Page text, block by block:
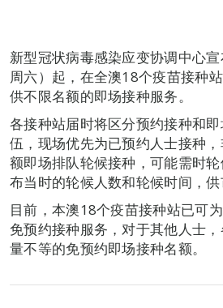
新型冠状病毒感染应变协调中心
周六）起，在全澳18个疫苗接种
供不限名额的即场接种服务。
各接种站届时将区分预约接种和
伍，现场优先为已预约人士接种
额即场排队轮候接种，可能需时
布当时的轮候人数和轮候时间，供
目前，本澳18个疫苗接种站已可
免预约接种服务，对于其他人士
量不等的免预约即场接种名额。